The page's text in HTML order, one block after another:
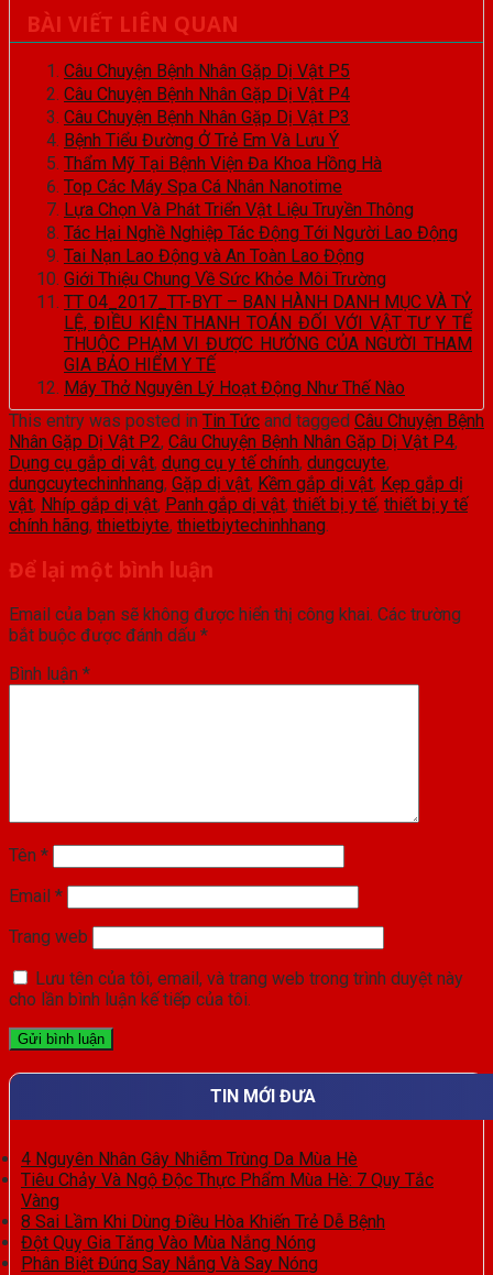
BÀI VIẾT LIÊN QUAN
Câu Chuyện Bệnh Nhân Gặp Dị Vật P5
Câu Chuyện Bệnh Nhân Gặp Dị Vật P4
Câu Chuyện Bệnh Nhân Gặp Dị Vật P3
Bệnh Tiểu Đường Ở Trẻ Em Và Lưu Ý
Thẩm Mỹ Tại Bệnh Viện Đa Khoa Hồng Hà
Top Các Máy Spa Cá Nhân Nanotime
Lựa Chọn Và Phát Triển Vật Liệu Truyền Thông
Tác Hại Nghề Nghiệp Tác Động Tới Người Lao Động
Tai Nạn Lao Động và An Toàn Lao Động
Giới Thiệu Chung Về Sức Khỏe Môi Trường
TT 04_2017_TT-BYT – BAN HÀNH DANH MỤC VÀ TỶ
LỆ, ĐIỀU KIỆN THANH TOÁN ĐỐI VỚI VẬT TƯ Y TẾ
THUỘC PHẠM VI ĐƯỢC HƯỞNG CỦA NGƯỜI THAM
GIA BẢO HIỂM Y TẾ
Máy Thở Nguyên Lý Hoạt Động Như Thế Nào
This entry was posted in Tin Tức and tagged Câu Chuyện Bệnh
Nhân Gặp Dị Vật P2, Câu Chuyện Bệnh Nhân Gặp Dị Vật P4,
Dụng cụ gắp dị vật, dụng cụ y tế chính, dungcuyte,
dungcuytechinhhang, Gặp dị vật, Kềm gắp dị vật, Kẹp gắp dị
vật, Nhíp gắp dị vật, Panh gắp dị vật, thiết bị y tế, thiết bị y tế
chính hãng, thietbiyte, thietbiytechinhhang
Để lại một bình luận
Email của bạn sẽ không được hiển thị công khai. Các trường
bắt buộc được đánh dấu *
Bình luận *
Tên *
Email *
Trang web
Lưu tên của tôi, email, và trang web trong trình duyệt này
cho lần bình luận kế tiếp của tôi.
TIN MỚI ĐƯA
4 Nguyên Nhân Gây Nhiễm Trùng Da Mùa Hè
Tiêu Chảy Và Ngộ Độc Thực Phẩm Mùa Hè: 7 Quy Tắc
Vàng
8 Sai Lầm Khi Dùng Điều Hòa Khiến Trẻ Dễ Bệnh
Đột Quỵ Gia Tăng Vào Mùa Nắng Nóng
Phân Biệt Đúng Say Nắng Và Say Nóng